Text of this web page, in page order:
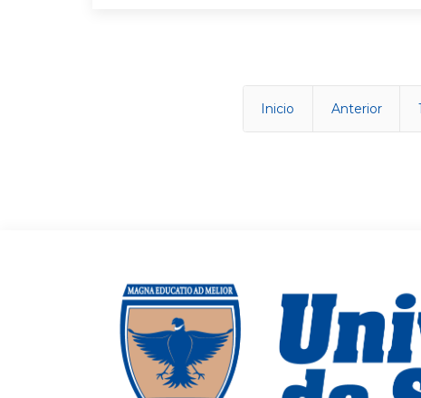
Inicio Anterior